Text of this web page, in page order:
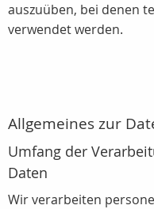
auszuüben, bei denen
verwendet werden.
Allgemeines zur
Umfang der
Daten
Wir verarbeiten